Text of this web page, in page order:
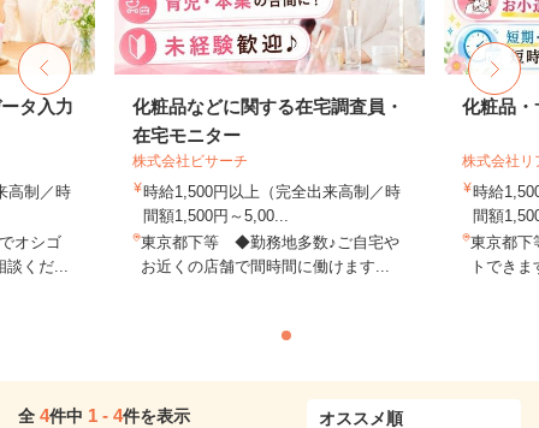
タ入力
高制／時
オシゴ
くだ...
化粧品などに関する在宅調査員・
在宅モニター
株式会社ビサーチ
時給1,500円以上（完全出来高制／時
間額1,500円～5,00...
東京都下等 ◆勤務地多数♪ご自宅や
お近くの店舗で間時間に働けます...
化粧品・
株式会社リ
時給
間額
東京都下
トでき
全 4件中 1 - 4件を表示